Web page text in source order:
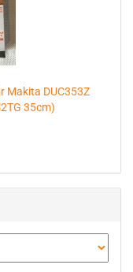
Makita DUC353Z
35cm)